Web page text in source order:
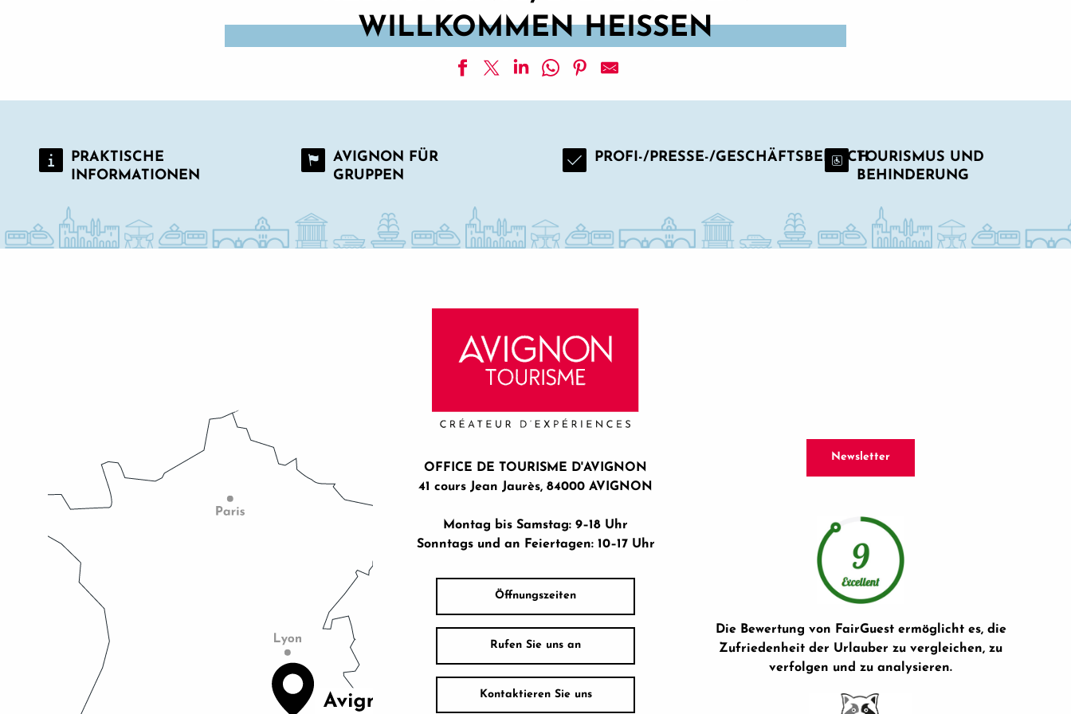
WILLKOMMEN HEISSEN
Maison de la Tour
Maison Bronzini - Le Bistrot du Moulin
Restaurant Pizzeria Bagatelle
Coffeecina
Brasserie du Conservatoire und Weinbar
PRAKTISCHE
INFORMATIONEN
AVIGNON FÜR
GRUPPEN
PROFI-/PRESSE-/GESCHÄFTSBEREICHTOURISMUS UND
BEHINDERUNG
OFFICE DE TOURISME D'AVIGNON
41 cours Jean Jaurès, 84000 AVIGNON
Montag bis Samstag: 9–18 Uhr
Sonntags und an Feiertagen: 10–17 Uhr
Öffnungszeiten
Rufen Sie uns an
Kontaktieren Sie uns
Newsletter
Die Bewertung von FairGuest ermöglicht es, die
Zufriedenheit der Urlauber zu vergleichen, zu
verfolgen und zu analysieren.